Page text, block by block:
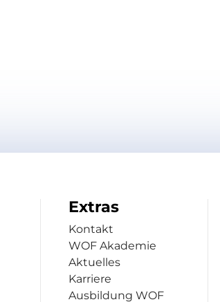
Extras
Kontakt
WOF Akademie
Aktuelles
Karriere
Ausbildung WOF